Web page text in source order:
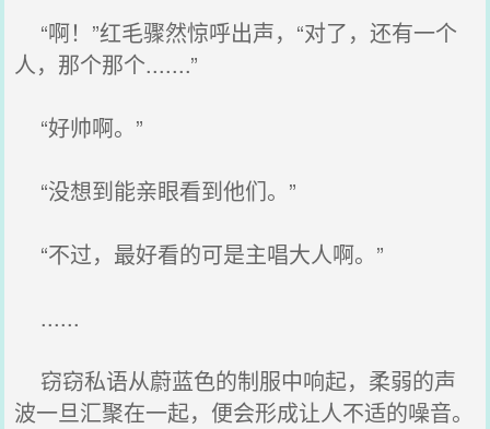
“啊！”红毛骤然惊呼出声，“对了，还有一个
人，那个那个.......”
“好帅啊。”
“没想到能亲眼看到他们。”
“不过，最好看的可是主唱大人啊。”
......
窃窃私语从蔚蓝色的制服中响起，柔弱的声
波一旦汇聚在一起，便会形成让人不适的噪音。